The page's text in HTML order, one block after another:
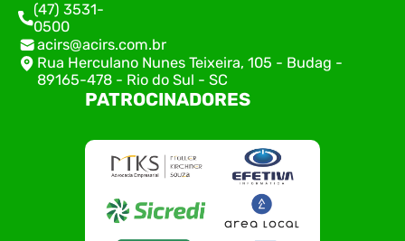
(47) 3531-
0500
acirs@acirs.com.br
Rua Herculano Nunes Teixeira, 105 - Budag -
89165-478 - Rio do Sul - SC
PATROCINADORES